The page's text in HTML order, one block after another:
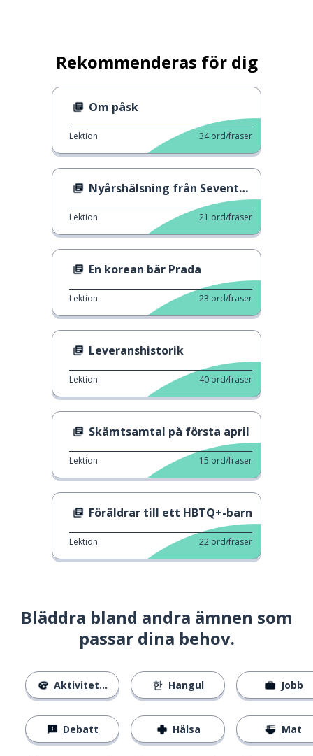
Rekommenderas för dig
Om påsk
Lektion 34 ord/fraser
Nyårshälsning från Seventeen
Lektion 21 ord/fraser
En korean bär Prada
Lektion 23 ord/fraser
Leveranshistorik
Lektion 40 ord/fraser
Skämtsamtal på första april
Lektion 15 ord/fraser
Föräldrar till ett HBTQ+-barn
Lektion 22 ord/fraser
Bläddra bland andra ämnen som
passar dina behov.
Aktiviteter
Debatt
Hangul
Hälsa
Jobb
Mat